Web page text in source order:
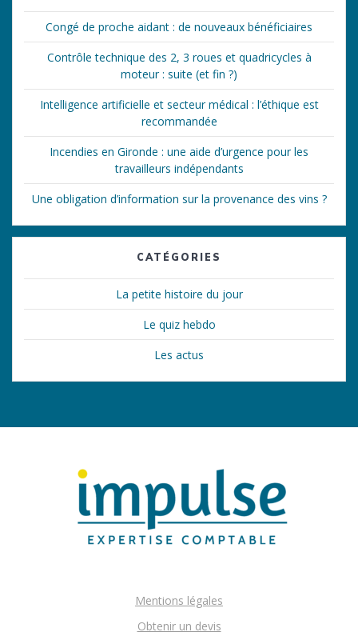
Congé de proche aidant : de nouveaux bénéficiaires
Contrôle technique des 2, 3 roues et quadricycles à
moteur : suite (et fin ?)
Intelligence artificielle et secteur médical : l’éthique est
recommandée
Incendies en Gironde : une aide d’urgence pour les
travailleurs indépendants
Une obligation d’information sur la provenance des vins ?
CATÉGORIES
La petite histoire du jour
Le quiz hebdo
Les actus
Mentions légales
Obtenir un devis